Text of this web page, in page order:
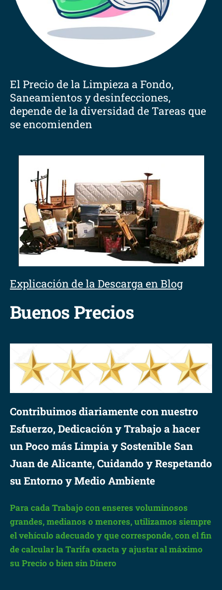
El Precio de la Limpieza a Fondo,
Saneamientos y desinfecciones,
depende de la diversidad de Tareas que
se encomienden
Explicación de la Descarga en Blog
Buenos Precios
Contribuimos diariamente con nuestro
Esfuerzo, Dedicación y Trabajo a hacer
un Poco más Limpia y Sostenible San
Juan de Alicante, Cuidando y Respetando
su Entorno y Medio Ambiente
Para cada Trabajo con enseres voluminosos
grandes, medianos o menores, utilizamos siempre
el vehículo adecuado y que corresponde, con el fin
de calcular la Tarifa exacta y ajustar al máximo
su Precio o bien sin Dinero